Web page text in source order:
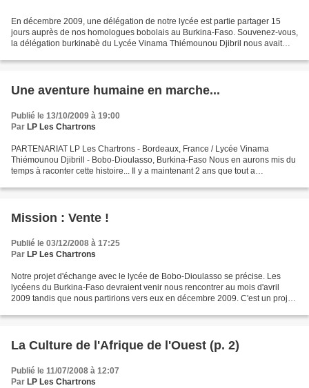
En décembre 2009, une délégation de notre lycée est partie partager 15
jours auprès de nos homologues bobolais au Burkina-Faso. Souvenez-vous,
la délégation burkinabè du Lycée Vinama Thiémounou Djibril nous avait
Une aventure humaine en marche...
Publié le 13/10/2009 à 19:00
Par LP Les Chartrons
PARTENARIAT LP Les Chartrons - Bordeaux, France / Lycée Vinama
Thiémounou Djibrill - Bobo-Dioulasso, Burkina-Faso Nous en aurons mis du
temps à raconter cette histoire... Il y a maintenant 2 ans que tout a
Mission : Vente !
Publié le 03/12/2008 à 17:25
Par LP Les Chartrons
Notre projet d'échange avec le lycée de Bobo-Dioulasso se précise. Les
lycéens du Burkina-Faso devraient venir nous rencontrer au mois d'avril
2009 tandis que nous partirions vers eux en décembre 2009. C'est un projet
La Culture de l'Afrique de l'Ouest (p. 2)
Publié le 11/07/2008 à 12:07
Par LP Les Chartrons